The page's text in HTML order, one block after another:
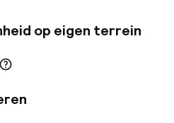
desserts, en gasten
drankje in de
perfecte plek om
op eigen terrein